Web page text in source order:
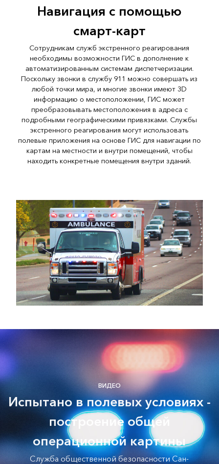
Навигация с помощью
смарт-карт
Сотрудникам служб экстренного реагирования
необходимы возможности ГИС в дополнение к
автоматизированным системам диспетчеризации.
Поскольку звонки в службу 911 можно совершать из
любой точки мира, и многие звонки имеют 3D
информацию о местоположении, ГИС может
преобразовывать местоположения в адреса с
подробными географическими привязками. Службы
экстренного реагирования могут использовать
полевые приложения на основе ГИС для навигации по
картам на местности и внутри помещений, чтобы
находить конкретные помещения внутри зданий.
ВИДЕО
Испытано в полевых условиях -
построение общей
операционной картины
Служба общественной безопасности Сан-